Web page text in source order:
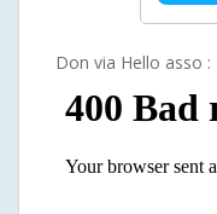
Don via Hello asso :